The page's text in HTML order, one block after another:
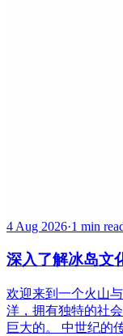
4 Aug 2026·1 min
深入了解冰岛文
欢迎来到一个火山
洋，拥有独特的社
巨大的。 中世纪的